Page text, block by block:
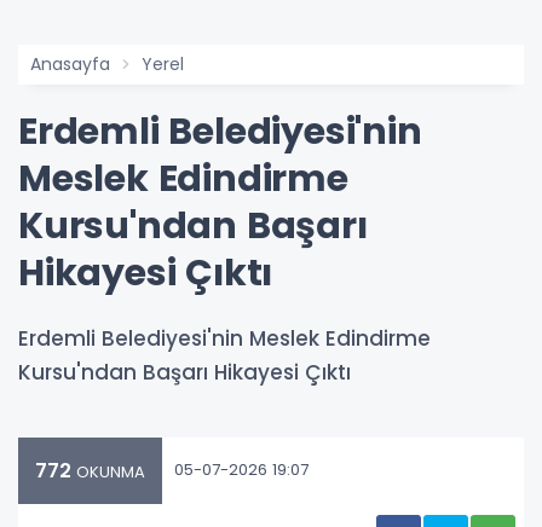
Anasayfa Yerel
Erdemli Belediyesi'nin
Meslek Edindirme
Kursu'ndan Başarı
Hikayesi Çıktı
Erdemli Belediyesi'nin Meslek Edindirme
Kursu'ndan Başarı Hikayesi Çıktı
772 OKUNMA 05-07-2026 19:07